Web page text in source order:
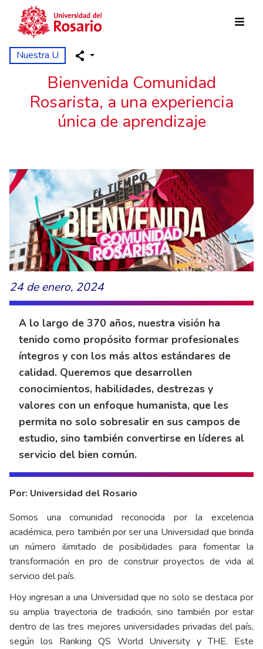
Pasar al contenido principal
Nuestra U
Bienvenida Comunidad
Rosarista, a una experiencia
única de aprendizaje
24 de enero, 2024
A lo largo de 370 años, nuestra visión ha
tenido como propósito formar profesionales
íntegros y con los más altos estándares de
calidad. Queremos que desarrollen
conocimientos, habilidades, destrezas y
valores con un enfoque humanista, que les
permita no solo sobresalir en sus campos de
estudio, sino también convertirse en líderes al
servicio del bien común.
Por: Universidad del Rosario
Somos una comunidad reconocida por la excelencia
académica, pero también por ser una Universidad que brinda
un número ilimitado de posibilidades para fomentar la
transformación en pro de construir proyectos de vida al
servicio del país.
Hoy ingresan a una Universidad que no solo se destaca por
su amplia trayectoria de tradición, sino también por estar
dentro de las tres mejores universidades privadas del país,
según los Ranking QS World University y THE. Este